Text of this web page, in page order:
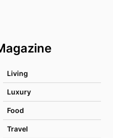
Living
Luxury
Food
Travel